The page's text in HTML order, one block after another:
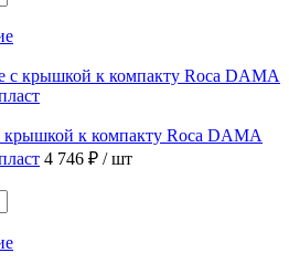
крышкой к компакту Roca DAMA
4 746 ₽ / шт